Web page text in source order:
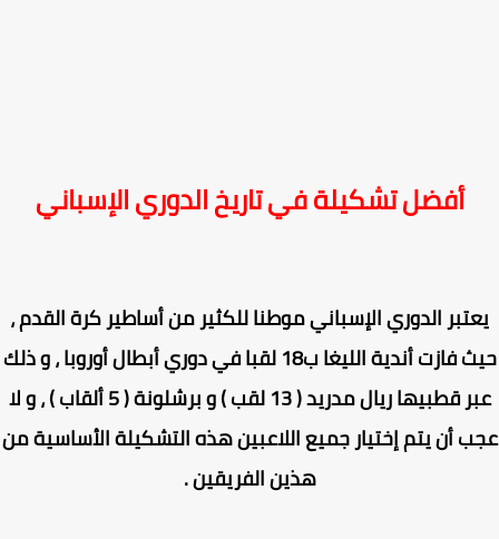
أفضل تشكيلة في تاريخ الدوري الإسباني
الدوري الإسباني موطنا للكثير من أساطير كرة القدم ،
حيث فازت أندية الليغا ب18 لقبا في دوري أبطال أوروبا ، و ذلك
عبر قطبيها ريال مدريد ( 13 لقب ) و برشلونة ( 5 ألقاب ) ، و لا
أن يتم إختيار جميع اللاعبين هذه التشكيلة الأساسية من
هذين الفريقين .